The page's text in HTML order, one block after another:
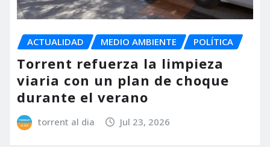
ACTUALIDAD MEDIO AMBIENTE POLÍTICA
Torrent refuerza la limpieza
viaria con un plan de choque
durante el verano
torrent al dia Jul 23, 2026